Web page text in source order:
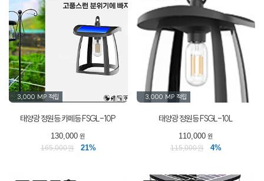
3,000 MP 적립
태양광 정원등.카페등 FSGL-10P
130,000 원
165,000원
21%
3,000 MP 적립
태양광 정원등 FSGL-10L
110,000원
115,000원
4%